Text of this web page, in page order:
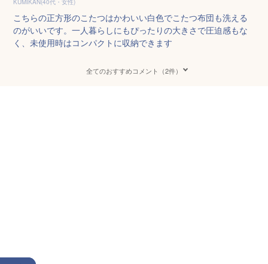
KUMIKAN(40代・女性)
こちらの正方形のこたつはかわいい白色でこたつ布団も洗える
のがいいです。一人暮らしにもぴったりの大きさで圧迫感もな
く、未使用時はコンパクトに収納できます
全てのおすすめコメント（2件）